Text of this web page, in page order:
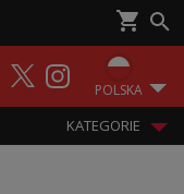
POLSKA
KATEGORIE